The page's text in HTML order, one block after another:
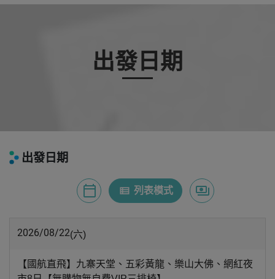
出發日期
出發日期
calendar_today
月曆模式
view_list
列表模式 payments
價格模式
2026/08/22(六)
【國航直飛】九寨天堂、五彩黃龍、樂山大佛、網紅夜